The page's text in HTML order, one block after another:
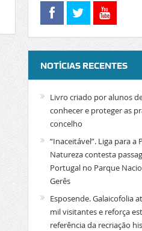
NOTÍCIAS RECENTES
Livro criado por alunos
conhecer e proteger as
concelho
“Inaceitável”. Liga para a
Natureza contesta
Portugal no Parque
Gerês
Esposende. Galaicofolia
mil visitantes e reforça
referência da recriação